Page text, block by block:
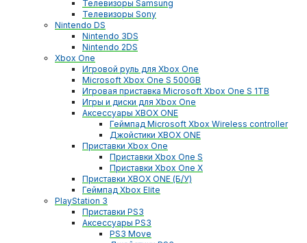
Телевизоры Samsung
Телевизоры Sony
Nintendo DS
Nintendo 3DS
Nintendo 2DS
Xbox One
Игровой руль для Xbox One
Microsoft Xbox One S 500GB
Игровая приставка Microsoft Xbox One S 1TB
Игры и диски для Xbox One
Аксессуары XBOX ONE
Геймпад Microsoft Xbox Wireless controller
Джойстики XBOX ONE
Приставки Xbox One
Приставки Xbox One S
Приставки Xbox One X
Приставки XBOX ONE (Б/У)
Геймпад Xbox Elite
PlayStation 3
Приставки PS3
Аксессуары PS3
PS3 Move